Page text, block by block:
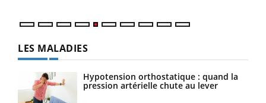
LES MALADIES
Hypotension orthostatique : quand la
pression artérielle chute au lever